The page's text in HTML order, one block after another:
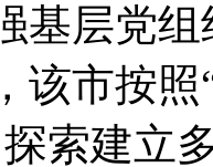
基层党
该市按
索建立